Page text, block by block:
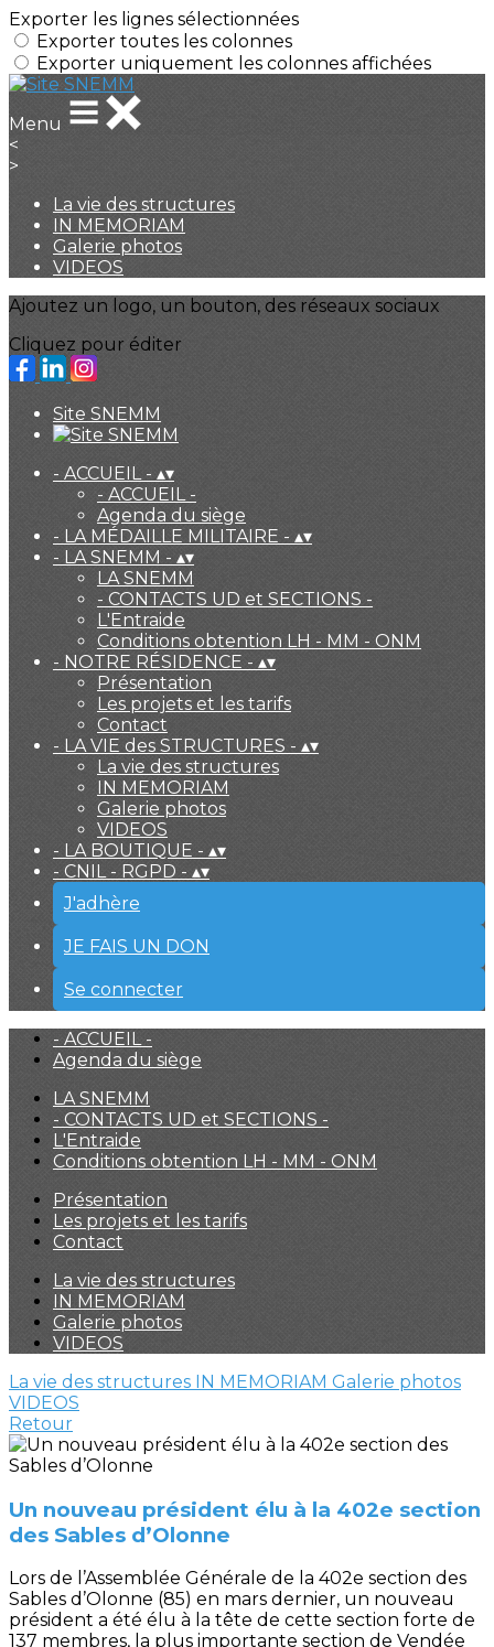
Exporter les lignes sélectionnées
Exporter toutes les colonnes
Exporter uniquement les colonnes affichées
Menu
<
>
La vie des structures
IN MEMORIAM
Galerie photos
VIDEOS
Ajoutez un logo, un bouton, des réseaux sociaux
Cliquez pour éditer
Site SNEMM
- ACCUEIL - ▴▾
- ACCUEIL -
Agenda du siège
- LA MÉDAILLE MILITAIRE - ▴▾
- LA SNEMM - ▴▾
LA SNEMM
- CONTACTS UD et SECTIONS -
L'Entraide
Conditions obtention LH - MM - ONM
- NOTRE RÉSIDENCE - ▴▾
Présentation
Les projets et les tarifs
Contact
- LA VIE des STRUCTURES - ▴▾
La vie des structures
IN MEMORIAM
Galerie photos
VIDEOS
- LA BOUTIQUE - ▴▾
- CNIL - RGPD - ▴▾
J'adhère
JE FAIS UN DON
Se connecter
- ACCUEIL -
Agenda du siège
LA SNEMM
- CONTACTS UD et SECTIONS -
L'Entraide
Conditions obtention LH - MM - ONM
Présentation
Les projets et les tarifs
Contact
La vie des structures
IN MEMORIAM
Galerie photos
VIDEOS
La vie des structures IN MEMORIAM Galerie photos
VIDEOS
Retour
Un nouveau président élu à la 402e section
des Sables d’Olonne
Lors de l’Assemblée Générale de la 402e section des
Sables d’Olonne (85) en mars dernier, un nouveau
président a été élu à la tête de cette section forte de
137 membres, la plus importante section de Vendée